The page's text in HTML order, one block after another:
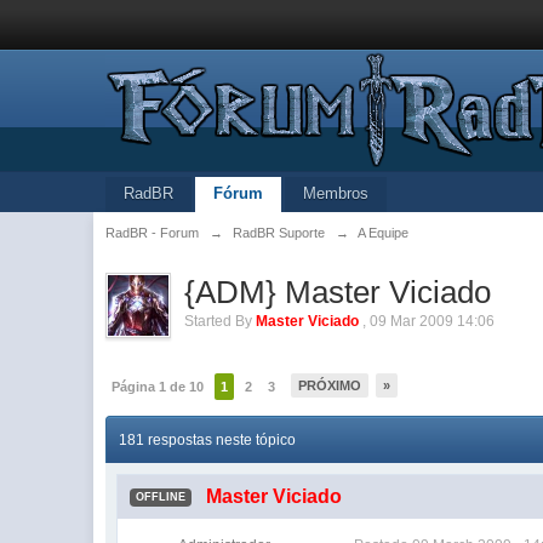
RadBR Fórum Membros
RadBR - Forum → RadBR Suporte → A Equipe
{ADM} Master Viciado
Started By Master Viciado ,09 Mar 2009 14:06
Página 1 de 10 1 2 3 PRÓXIMO »
181 respostas neste tópico
OFFLINE Master Viciado